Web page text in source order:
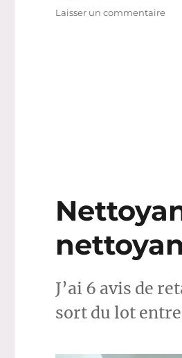
Laisser un commentairesur
J’ai 6 avis de
sort du lot